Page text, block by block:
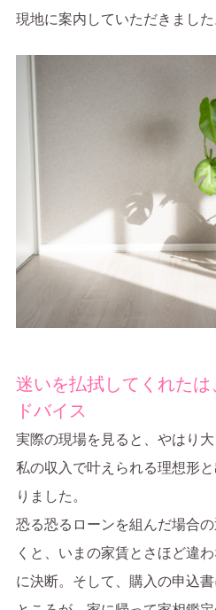
現地に案内していただきました
迷いを払拭してくれた
ドバイス
実際の現場を見ると、やはり
私の収入で叶えられる理想形
りました。
恐る恐るローンを組んだ場合
くと、いまの家賃とさほど違
に決断。そして、購入の申込書